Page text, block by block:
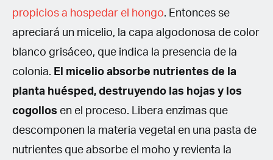
propicios a hospedar el hongo. Entonces se
apreciará un micelio, la capa algodonosa de color
blanco grisáceo, que indica la presencia de la
colonia. El micelio absorbe nutrientes de la
planta huésped, destruyendo las hojas y los
cogollos en el proceso. Libera enzimas que
descomponen la materia vegetal en una pasta de
nutrientes que absorbe el moho y revienta la